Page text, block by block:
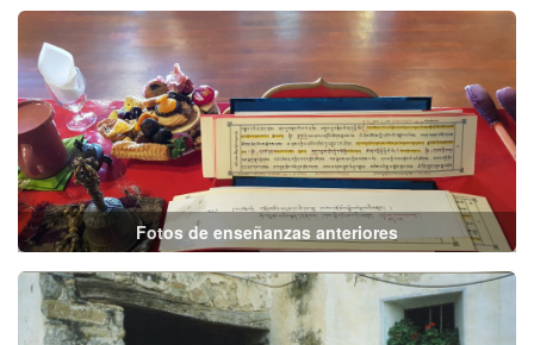
Fotos de enseñanzas anteriores